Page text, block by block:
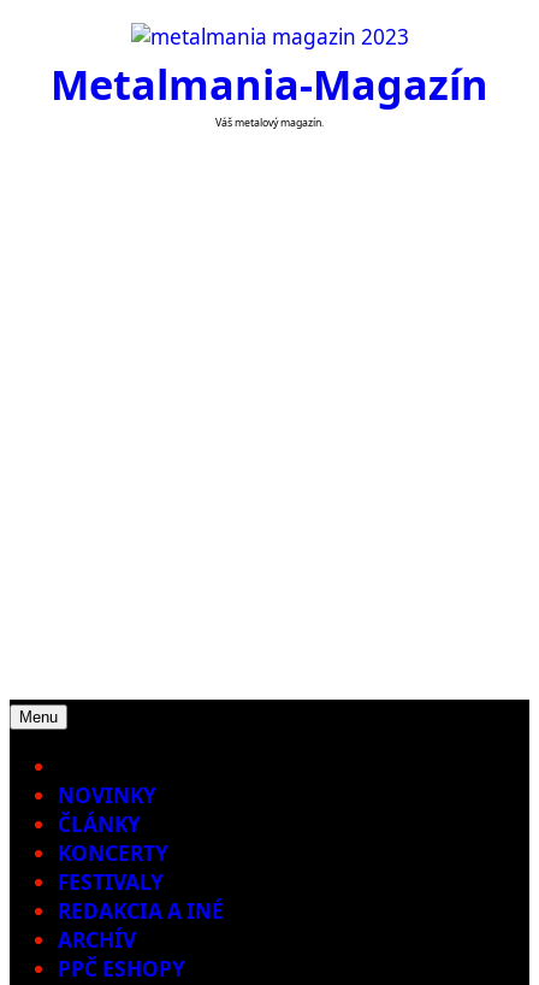
contentMetalmania-Magazín
Váš metalový magazín.
Menu
NOVINKY
ČLÁNKY
KONCERTY
FESTIVALY
REDAKCIA A INÉ
ARCHÍV
PPČ ESHOPY